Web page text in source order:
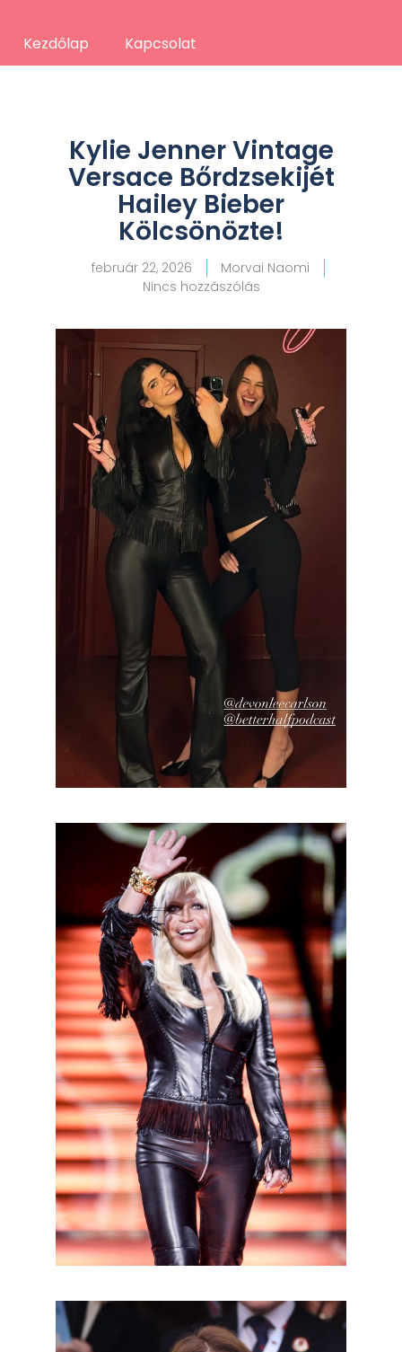
Kezdőlap Kapcsolat
Kylie Jenner Vintage
Versace Bőrdzsekijét
Hailey Bieber
Kölcsönözte!
február 22, 2026
Morvai Naomi
Nincs hozzászólás